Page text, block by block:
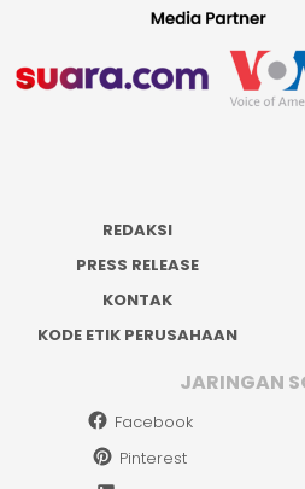
REDAKSI
PRESS RELEASE
KONTAK
KODE ETIK PERUSAHAAN
JARINGAN
Facebook
Pinterest